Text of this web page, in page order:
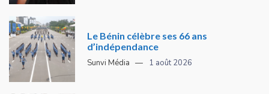
Le Bénin célèbre ses 66 ans
d’indépendance
Sunvi Média 1 août 2026